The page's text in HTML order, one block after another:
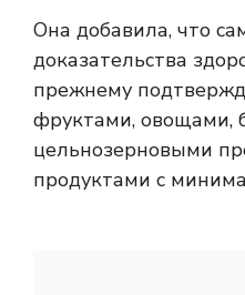
Она добавила, что
доказательства
прежнему
фруктами, овощами,
цельнозерновыми
продуктами с